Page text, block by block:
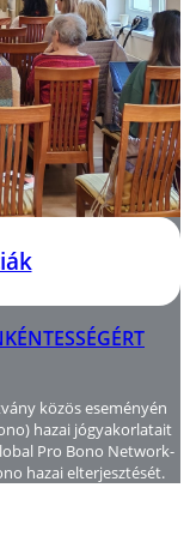
közös eseményén
hazai jógyakorlatait
Pro Bono Network-
hazai elterjesztését.